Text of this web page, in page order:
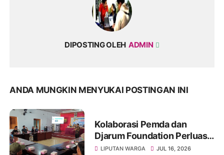
DIPOSTING OLEH ADMIN
ANDA MUNGKIN MENYUKAI POSTINGAN INI
Kolaborasi Pemda dan
Djarum Foundation Perluas
Akses Sanitasi Layak di
LIPUTAN WARGA JUL 16, 2026